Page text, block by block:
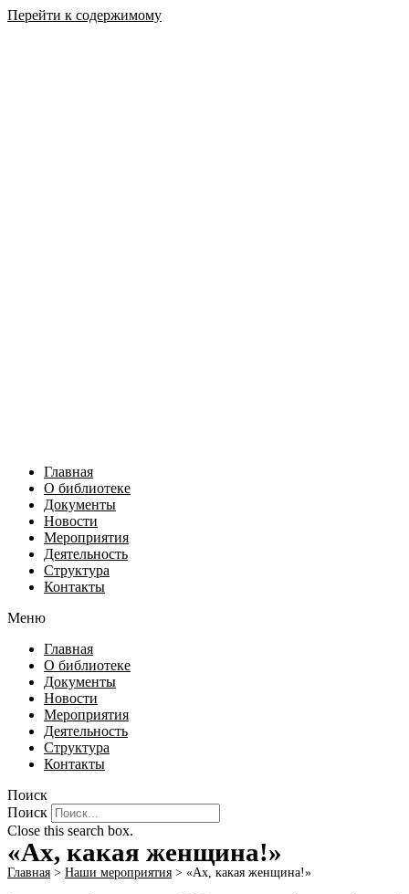
Перейти к содержимому
Главная
О библиотеке
Документы
Новости
Мероприятия
Деятельность
Структура
Контакты
Меню
Главная
О библиотеке
Документы
Новости
Мероприятия
Деятельность
Структура
Контакты
Поиск
Поиск
Close this search box.
«Ах, какая женщина!»
Главная > Наши мероприятия > «Ах, какая женщина!»